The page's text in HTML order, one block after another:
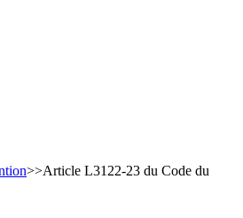
>>Article L3122-23 du Code du